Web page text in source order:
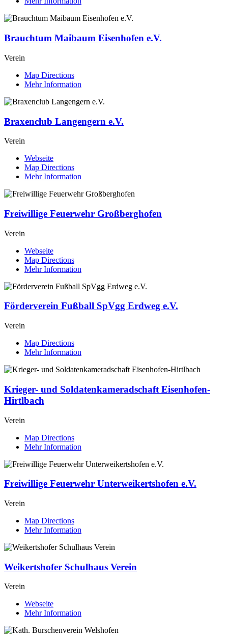
Brauchtum Maibaum Eisenhofen e.V.
Verein
Map Directions
Mehr Information
Braxenclub Langengern e.V.
Verein
Webseite
Map Directions
Mehr Information
Freiwillige Feuerwehr Großberghofen
Verein
Webseite
Map Directions
Mehr Information
Förderverein Fußball SpVgg Erdweg e.V.
Verein
Map Directions
Mehr Information
Krieger- und Soldatenkameradschaft Eisenhofen-
Hirtlbach
Verein
Map Directions
Mehr Information
Freiwillige Feuerwehr Unterweikertshofen e.V.
Verein
Map Directions
Mehr Information
Weikertshofer Schulhaus Verein
Verein
Webseite
Mehr Information